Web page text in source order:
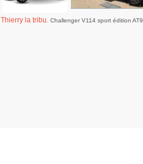
Thierry la tribu. Challenger V114 sport édition AT9